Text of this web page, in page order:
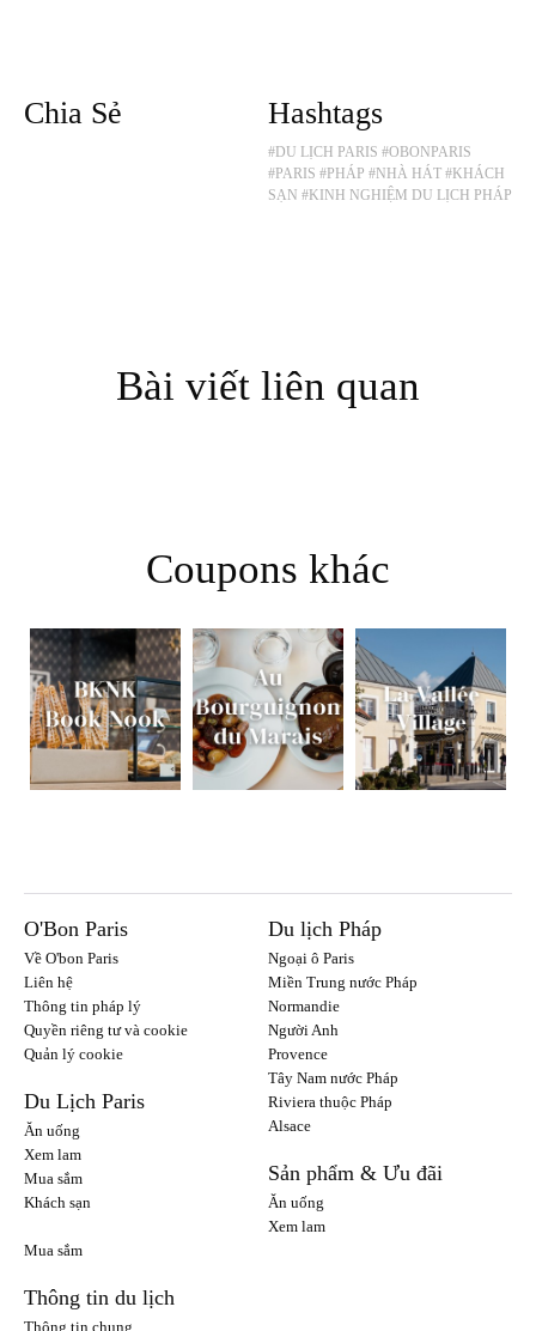
Chia Sẻ Hashtags
#DU LỊCH PARIS #OBONPARIS
#PARIS #PHÁP #NHÀ HÁT #KHÁCH
SẠN #KINH NGHIỆM DU LỊCH PHÁP
Bài viết liên quan
Coupons khác
O'Bon Paris
Về O'bon Paris
Liên hệ
Thông tin pháp lý
Quyền riêng tư và cookie
Quản lý cookie
Du Lịch Paris
Ăn uống
Xem lam
Mua sắm
Khách sạn
Du lịch Pháp
Ngoại ô Paris
Miền Trung nước Pháp
Normandie
Người Anh
Provence
Tây Nam nước Pháp
Riviera thuộc Pháp
Alsace
Sản phẩm & Ưu đãi
Ăn uống
Xem lam
Mua sắm
Thông tin du lịch
Thông tin chung